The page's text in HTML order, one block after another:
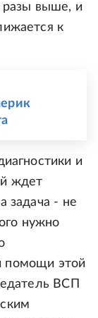
разы выше, и
к
и
ждет
задача - не
нужно
помощи этой
ВСП